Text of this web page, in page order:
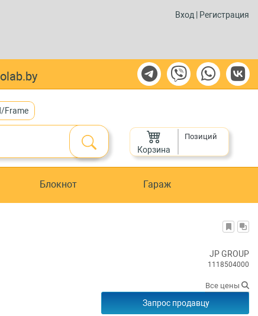
Вход Регистрация
Frame
Корзина
Позиций
Блокнот Гараж
JP GROUP
1118504000
Все цены
Запрос продавцу